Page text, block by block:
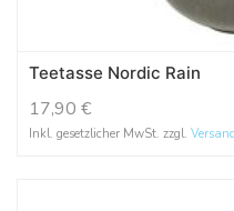
Teetasse Nordic Rain
17,90 €
Inkl. gesetzlicher MwSt. zzgl.